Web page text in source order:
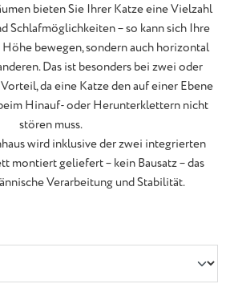
bieten Sie Ihrer Katze eine Vielzahl
Schlafmöglichkeiten – so kann sich Ihre
bewegen, sondern auch horizontal
Das ist besonders bei zwei oder
da eine Katze den auf einer Ebene
Hinauf- oder Herunterklettern nicht
stören muss.
wird inklusive der zwei integrierten
montiert geliefert – kein Bausatz – das
Verarbeitung und Stabilität.